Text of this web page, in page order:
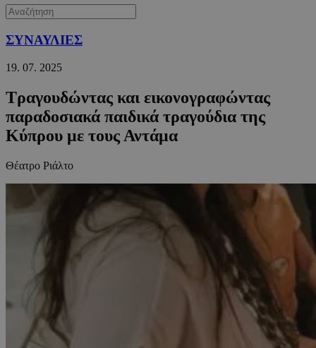
ΣΥΝΑΥΛΙΕΣ
19. 07. 2025
Τραγουδώντας και εικονογραφώντας
παραδοσιακά παιδικά τραγούδια της
Κύπρου με τους Αντάμα
Θέατρο Ριάλτο